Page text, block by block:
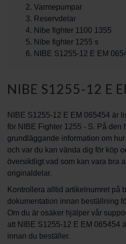
Varmepumpar
Reservdelar
Nibe fighter 1100 1355
Nibe fighter 1255 s
NIBE S1255-12 E EM
NIBE S1255-12 E
NIBE S1255-12 E EM 065454 är
för NIBE Fighter 1255 - S. På den
grundläggande information om
och var du kan vända dig för köp
översiktligt vad som kan vara bra
originaldelar.
Kontrollera alltid artikelnumret på
dokumentation innan beställning
Om du är osäker hjälper vår
att NIBE S1255-12 E EM 065454
innan du beställer.